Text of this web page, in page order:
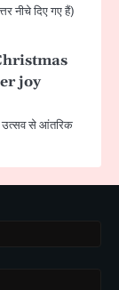
नीचे दिए गए हैं)
joy
उत्सव से आंतरिक